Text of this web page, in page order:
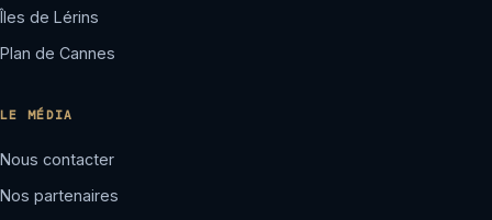
Îles de Lérins
Plan de Cannes
LE MÉDIA
Nous contacter
Nos partenaires